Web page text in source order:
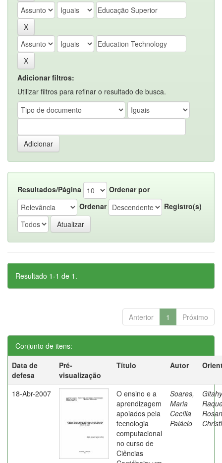
Adicionar filtros:
Utilizar filtros para refinar o resultado de busca.
Resultados/Página
Ordenar por
Ordenar
Registro(s)
Resultado 1-1 de 1.
Anterior 1 Próximo
Conjunto de itens:
Data de
defesa
Pré-
visualização
Título Autor
18-Abr-2007
O ensino e a
aprendizagem
apoiados pela
tecnologia
computacional
no curso de
Ciências
Soares,
Maria
Cecília
Palácio
Rosan